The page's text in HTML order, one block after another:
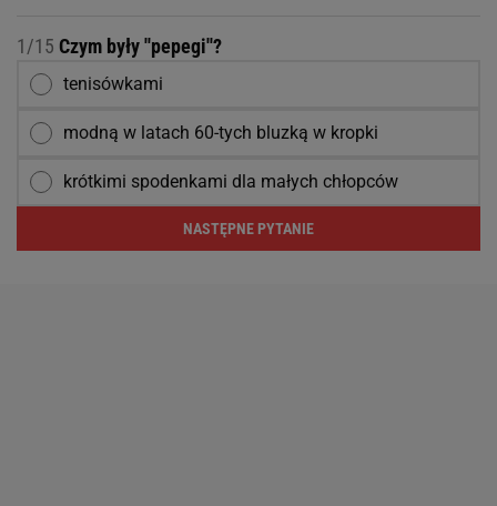
1/15 Czym były ''pepegi''?
tenisówkami
modną w latach 60-tych bluzką w kropki
krótkimi spodenkami dla małych chłopców
NASTĘPNE PYTANIE